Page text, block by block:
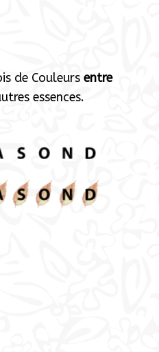
de Couleurs entre
essences.